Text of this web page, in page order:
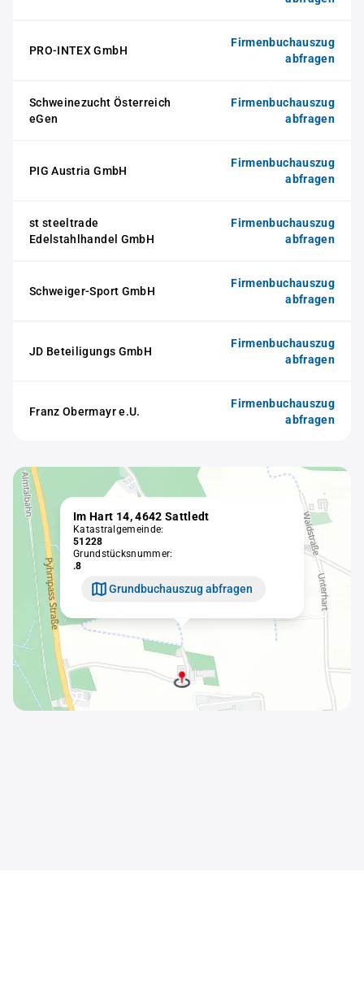
PRO-INTEX GmbH
Firmenbuchauszug
abfragen
Schweinezucht Österreich
eGen
Firmenbuchauszug
abfragen
PIG Austria GmbH
Firmenbuchauszug
abfragen
st steeltrade
Edelstahlhandel GmbH
Firmenbuchauszug
abfragen
Schweiger-Sport GmbH
Firmenbuchauszug
abfragen
JD Beteiligungs GmbH
Firmenbuchauszug
abfragen
Franz Obermayr e.U.
Firmenbuchauszug
abfragen
Im Hart 14, 4642 Sattledt
Katastralgemeinde:
51228
Grundstücksnummer:
.8
Grundbuchauszug abfragen